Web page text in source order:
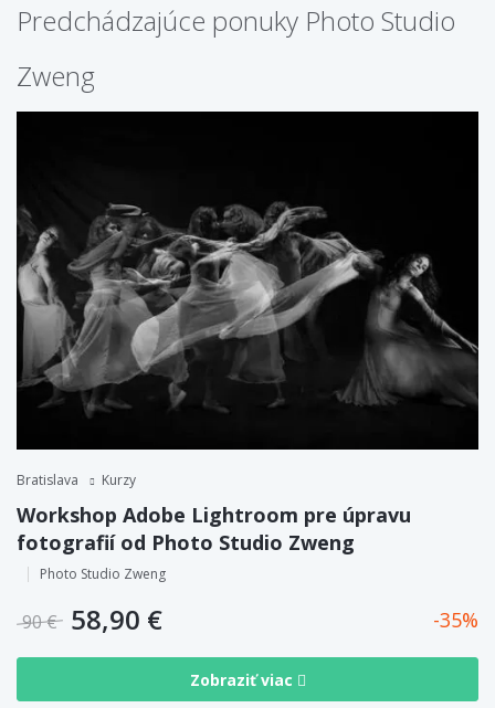
Predchádzajúce ponuky Photo Studio
Zweng
Bratislava Kurzy
Workshop Adobe Lightroom pre úpravu
fotografií od Photo Studio Zweng
Photo Studio Zweng
90 € 58,90 € 35
Zobraziť viac